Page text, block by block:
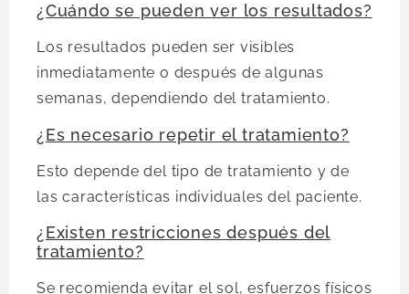
¿Cuándo se pueden ver los resultados?
Los resultados pueden ser visibles
inmediatamente o después de algunas
semanas, dependiendo del tratamiento.
¿Es necesario repetir el tratamiento?
Esto depende del tipo de tratamiento y de
las características individuales del paciente.
¿Existen restricciones después del
tratamiento?
Se recomienda evitar el sol, esfuerzos físicos